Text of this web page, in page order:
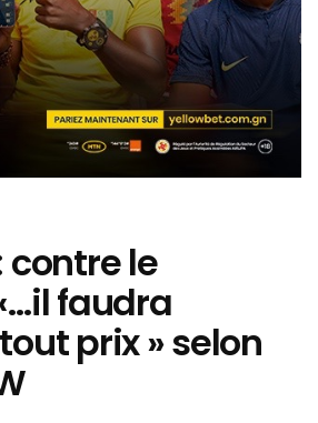
contre le
faudra
prix » selon